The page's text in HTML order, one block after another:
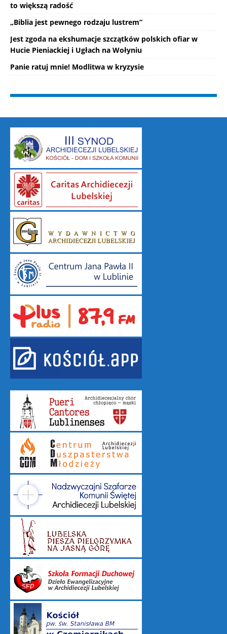
to większą radość
„Biblia jest pewnego rodzaju lustrem”
Jest zgoda na ekshumacje szczątków polskich ofiar w
Hucie Pieniackiej i Ugłach na Wołyniu
Panie ratuj mnie! Modlitwa w kryzysie